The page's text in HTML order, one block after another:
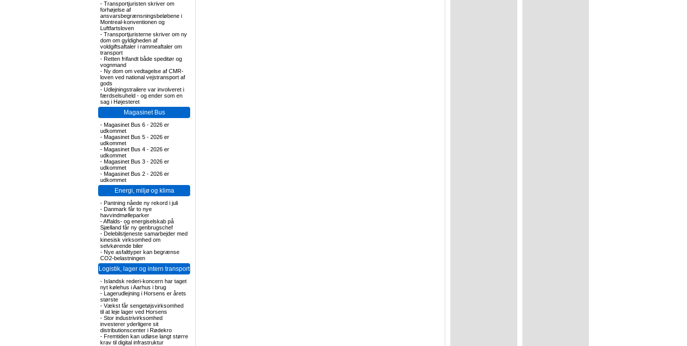
- Transportjuristen skriver om
forhøjelse af
ansvarsbegrænsningsbeløbene i
Montreal-konventionen og
Luftfartsloven
- Transportjuristerne skriver om ny
dom om gyldigheden af
voldgiftsaftaler i rammeaftaler om
transport
- Retten frifandt både speditør og
vognmand
- Ny dom om vedtagelse af CMR-
loven ved national vejstransport af
gods
- Udlejningstrailere var involveret i
færdselsuheld - og ender som en
sag i Højesteret
Magasinet Bus
- Magasinet Bus 6 - 2026 er
udkommet
- Magasinet Bus 5 - 2026 er
udkommet
- Magasinet Bus 4 - 2026 er
udkommet
- Magasinet Bus 3 - 2026 er
udkommet
- Magasinet Bus 2 - 2026 er
udkommet
Energi, miljø og klima
- Pantning nåede ny rekord i juli
- Danmark får to nye
havvindmølleparker
-Affalds- og energiselskab på
Sjælland får ny genbrugschef
- Delebilstjeneste samarbejder med
kinesisk virksomhed om
selvkørende biler
- Nye asfalttyper kan begrænse
CO2-belastningen
Logistik, lager og intern transport
- Islandsk rederi-koncern har taget
nyt kølehus i Aarhus i brug
- Lagerudlejning i Horsens er årets
største
- Vækst får sengetøjsvirksomhed
til at leje lager ved Horsens
- Stor industrivirksomhed
investerer yderligere sit
distributionscenter i Rødekro
- Fremtiden kan udløse langt større
krav til digital infrastruktur